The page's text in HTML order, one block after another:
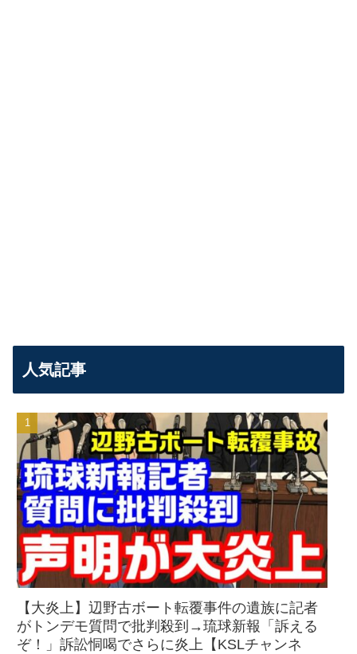
人気記事
【大炎上】辺野古ボート転覆事件の遺族に記者
がトンデモ質問で批判殺到→琉球新報「訴える
ぞ！」訴訟恫喝でさらに炎上【KSLチャンネ